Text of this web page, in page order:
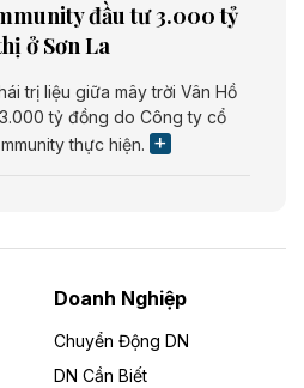
đầu tư 3.000 tỷ
ở Sơn La
trị liệu giữa mây trời Vân Hồ
tỷ đồng do Công ty cổ
thực hiện.
và phát điện Bắc Giang do
môi trường Bắc Giang làm
Doanh Nghiệp
Chuyển Động DN
DN Cần Biết